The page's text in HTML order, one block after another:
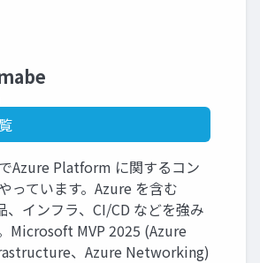
Azure Platform に関するコン
っています。Azure を含む
インフラ、CI/CD などを強み
Microsoft MVP 2025 (Azure
、Azure Networking)